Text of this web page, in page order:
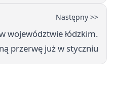
Następny >>
województwie łódzkim.
przerwę już w styczniu